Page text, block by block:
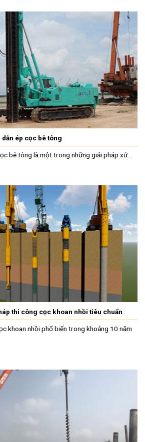
ép cọc bê tông
bê tông là một trong những giải pháp xử...
thi công cọc khoan nhồi tiêu chuẩn
khoan nhồi phổ biến trong khoảng 10 năm